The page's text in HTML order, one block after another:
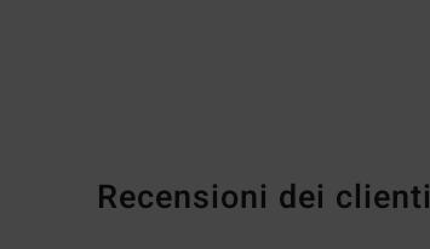
Recensioni dei clienti